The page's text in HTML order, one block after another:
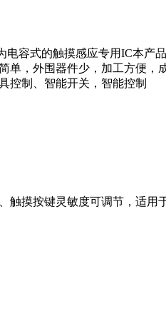
电容式的触摸感应专用IC本产
单，外围器件少，加工方便
控制、智能开关，智能控制
触摸按键灵敏度可调节，适